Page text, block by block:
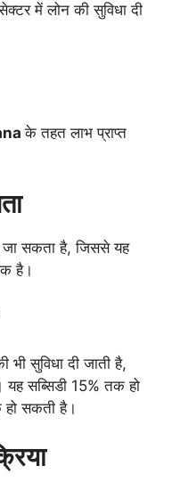
में लोन की सुविधा दी
के तहत लाभ प्राप्त
जा सकता है, जिससे यह
है।
सुविधा दी जाती है,
सब्सिडी 15% तक हो
सकती है।